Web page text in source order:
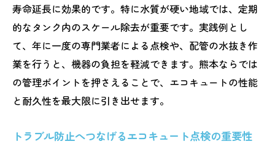
エコキュートの寿命を延ばす定期点検の大
切さ
トラブル予防のために知るべきサインと判
断法
費用相場や補助金を知り賢くメンテナンス
エコキュートのメンテナンス費用相場の実
態
寿命延長に効果的です。特に水質が硬い地域では、定期
的なタンク内のスケール除去が重要です。実践例とし
て、年に一度の専門業者による点検や、配管の水抜き作
業を行うと、機器の負担を軽減できます。熊本ならでは
の管理ポイントを押さえることで、エコキュートの性能
と耐久性を最大限に引き出せます。
トラブル防止へつなげるエコキュート点検の重要性